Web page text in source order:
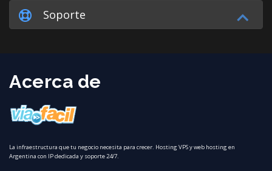
Soporte
Acerca de
La infraestructura que tu negocio necesita para crecer. Hosting VPS y web hosting en
Argentina con IP dedicada y soporte 24/7.